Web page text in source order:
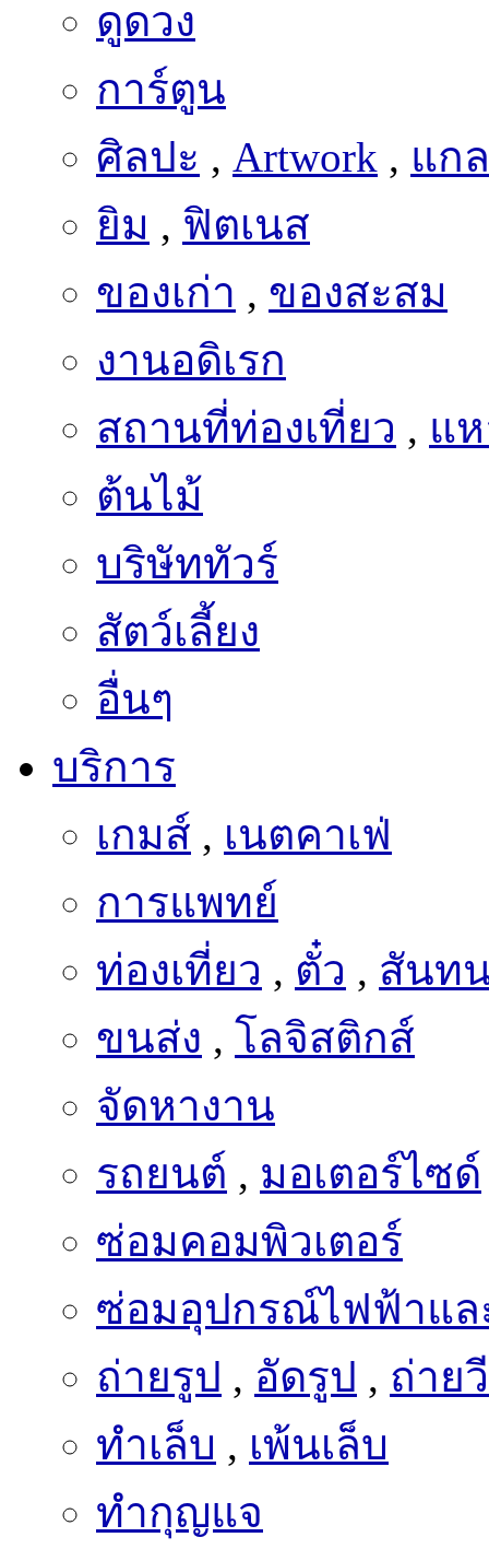
การ์ตูน
ศิลปะ,
ยิม,ฟิตเนส
ของเก่า,ของสะสม
งานอดิเรก
สถานที่ท่องเที่ยว
ต้นไม้
บริษัททัวร์
สัตว์เลี้ยง
อื่นๆ
บริการ
เกมส์
เนตคาเฟ่
การแพทย์
ท่องเที่ยว, ตั๋ว
สันท
ขนส่ง,โลจิสติกส์
จัดหางาน
รถยนต์,มอเตอร์ไซด์
ซ่อมคอมพิวเตอร์
ซ่อมอุปกรณ์ไฟฟ้าแล
ถ่ายรูป,อัดรูป,ถ่าย
ทำเล็บ, เพ้นเล็บ
ทำกุญแจ